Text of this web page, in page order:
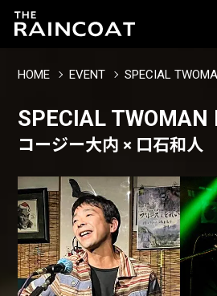
HOME EVENT SPECIAL
SPECIAL TWOMAN
コージー大内 × 口石和人